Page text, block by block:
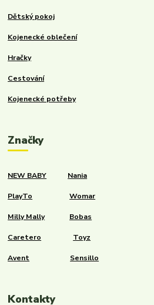
Dětský pokoj
Kojenecké oblečení
Hračky
Cestování
Kojenecké potřeby
Značky
NEW BABY Nania
PlayTo Womar
Milly Mally Bobas
Caretero Toyz
Avent Sensillo
Kontakty